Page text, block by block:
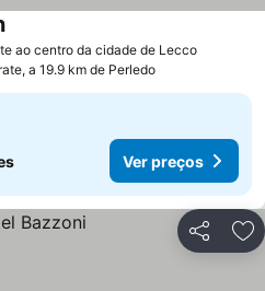
ao centro da cidade de Lecco
a 19.9 km de Perledo
Ver preços
Partilhar